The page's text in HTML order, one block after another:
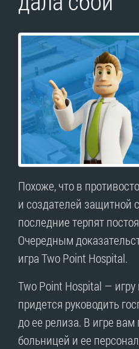
Похоже, что в
и создателей защитной
последние терпят
Очередным
игра Two Point Hospital.
Two Point Hospital —
придется руководить
до ее релиза. В игре
больницей и ее